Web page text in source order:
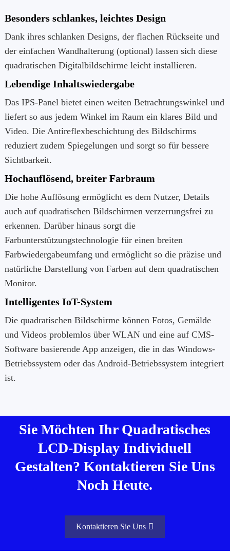
Besonders schlankes, leichtes Design
Dank ihres schlanken Designs, der flachen Rückseite und
der einfachen Wandhalterung (optional) lassen sich diese
quadratischen Digitalbildschirme leicht installieren.
Lebendige Inhaltswiedergabe
Das IPS-Panel bietet einen weiten Betrachtungswinkel und
liefert so aus jedem Winkel im Raum ein klares Bild und
Video. Die Antireflexbeschichtung des Bildschirms
reduziert zudem Spiegelungen und sorgt so für bessere
Sichtbarkeit.
Hochauflösend, breiter Farbraum
Die hohe Auflösung ermöglicht es dem Nutzer, Details
auch auf quadratischen Bildschirmen verzerrungsfrei zu
erkennen. Darüber hinaus sorgt die
Farbunterstützungstechnologie für einen breiten
Farbwiedergabeumfang und ermöglicht so die präzise und
natürliche Darstellung von Farben auf dem quadratischen
Monitor.
Intelligentes IoT-System
Die quadratischen Bildschirme können Fotos, Gemälde
und Videos problemlos über WLAN und eine auf CMS-
Software basierende App anzeigen, die in das Windows-
Betriebssystem oder das Android-Betriebssystem integriert
ist.
Sie Möchten Ihr Quadratisches
LCD-Display Individuell
Gestalten? Kontaktieren Sie Uns
Noch Heute.
Kontaktieren Sie Uns